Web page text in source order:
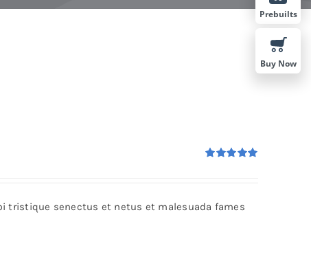
tristique senectus et netus et malesuada fames
Prebuilts
Buy Now